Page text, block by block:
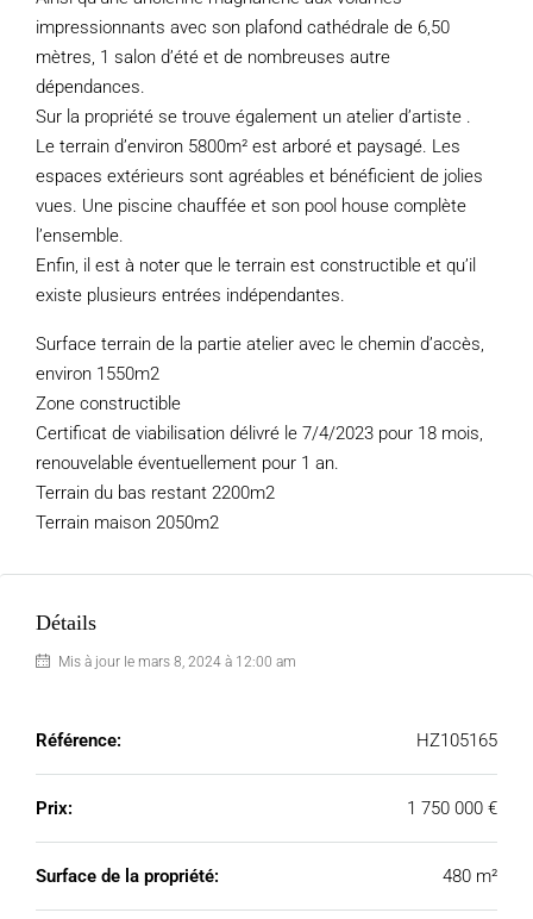
impressionnants avec son plafond cathédrale de 6,50
mètres, 1 salon d’été et de nombreuses autre
dépendances.
Sur la propriété se trouve également un atelier d’artiste .
Le terrain d’environ 5800m² est arboré et paysagé. Les
espaces extérieurs sont agréables et bénéficient de jolies
vues. Une piscine chauffée et son pool house complète
l’ensemble.
Enfin, il est à noter que le terrain est constructible et qu’il
existe plusieurs entrées indépendantes.
Surface terrain de la partie atelier avec le chemin d’accès,
environ 1550m2
Zone constructible
Certificat de viabilisation délivré le 7/4/2023 pour 18 mois,
renouvelable éventuellement pour 1 an.
Terrain du bas restant 2200m2
Terrain maison 2050m2
Détails
Mis à jour le mars 8, 2024 à 12:00 am
Référence: HZ105165
Prix: 1 750 000 €
Surface de la propriété: 480 m²